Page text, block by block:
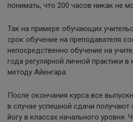
понимать, что 200 часов никак не
Так на примере обучающих
срок обучение на преподавателя
непосредственно обучение на
года регулярной личной практики
методу Айенгара.
После окончания курса все
в случае успешной сдачи
йогу в классах начального